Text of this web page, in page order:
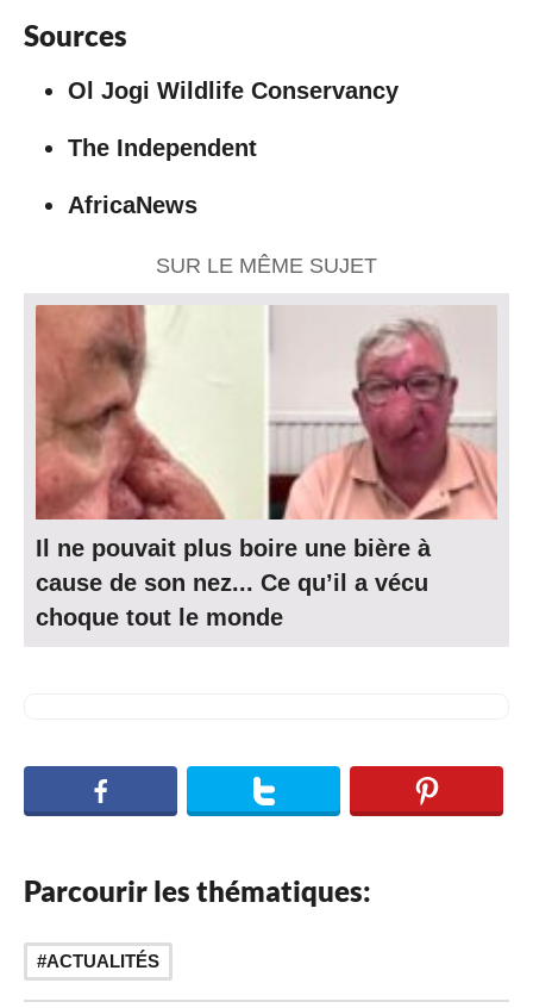
Sources
Ol Jogi Wildlife Conservancy
The Independent
AfricaNews
SUR LE MÊME SUJET
Il ne pouvait plus boire une bière à
cause de son nez... Ce qu’il a vécu
choque tout le monde
Parcourir les thématiques:
ACTUALITÉS